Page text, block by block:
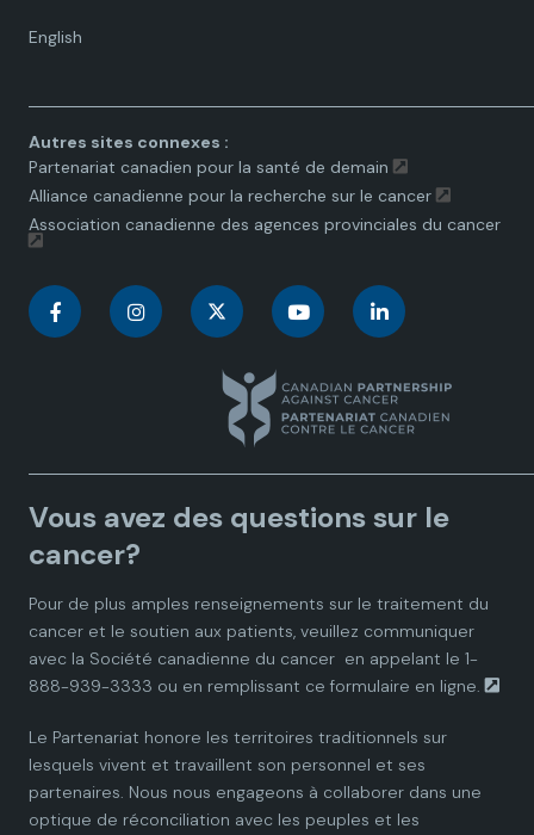
English
Language
Autres sites connexes :
Partenariat canadien pour la santé de demain
Alliance canadienne pour la recherche sur le cancer
Association canadienne des agences provinciales du cancer
C
a
d
a
n
P
a
C
a
d
a
n
P
a
n
a
d
a
n
P
a
C
n
a
d
a
n
P
a
C
n
a
d
a
n
P
a
Vous avez des questions sur le
cancer?
Pour de plus amples renseignements sur le traitement du
cancer et le soutien aux patients, veuillez communiquer
avec la Société canadienne du cancer en appelant le 1-
888-939-3333 ou en remplissant ce formulaire en ligne.
Le Partenariat honore les territoires traditionnels sur
lesquels vivent et travaillent son personnel et ses
partenaires. Nous nous engageons à collaborer dans une
optique de réconciliation avec les peuples et les